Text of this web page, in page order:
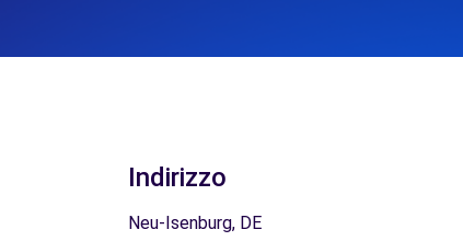
Indirizzo
Neu-Isenburg, DE